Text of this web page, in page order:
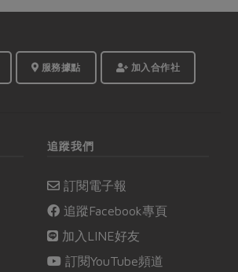
服務據點 加入合作社
追蹤我們
訂閱電子報
追蹤Facebook專頁
加入LINE好友
訂閱YouTube頻道